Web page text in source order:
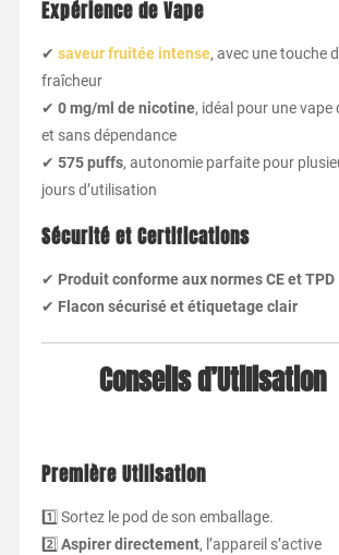
Expérience de Vape
✔ saveur fruitée intense, avec une touche
fraîcheur
✔ 0 mg/ml de nicotine, idéal pour une vape
et sans dépendance
✔ 575 puffs, autonomie parfaite pour
jours d’utilisation
Sécurité et Certifications
✔ Produit conforme aux normes CE et TPD
✔ Flacon sécurisé et étiquetage clair
Conseils d’Utilisation
Première Utilisation
1️⃣ Sortez le pod de son emballage.
2️⃣ Aspirer directement, l’appareil s’active